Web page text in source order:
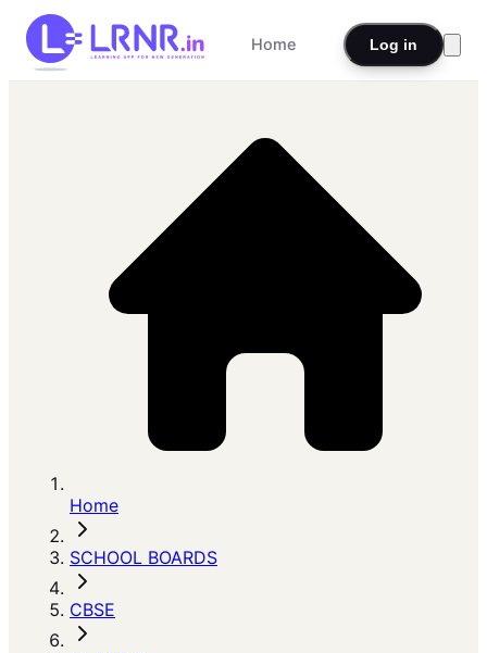
Home Log in
Home
SCHOOL BOARDS
CBSE